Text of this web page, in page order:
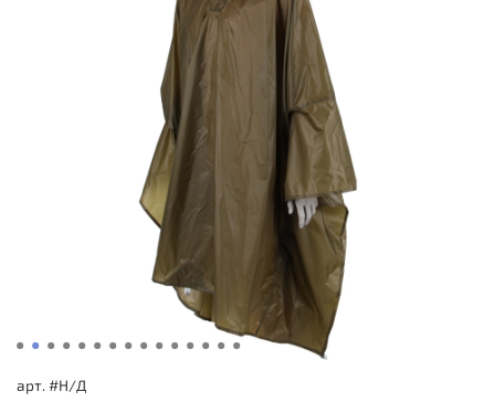
арт. #Н/Д